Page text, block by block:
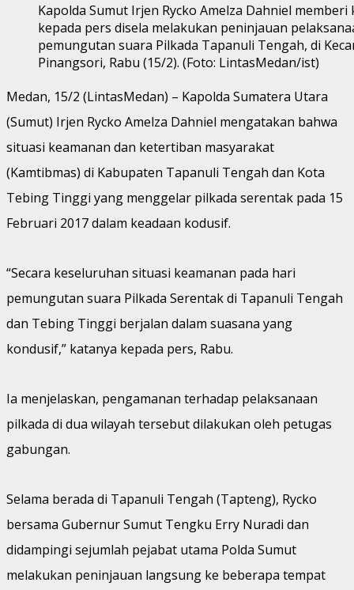
Kapolda Sumut Irjen Rycko Amelza Dahniel
kepada pers disela melakukan peninjauan
pemungutan suara Pilkada Tapanuli Tengah, di
Pinangsori, Rabu (15/2). (Foto: LintasMedan/ist)
Medan, 15/2 (LintasMedan) – Kapolda Sumatera Utara
(Sumut) Irjen Rycko Amelza Dahniel mengatakan bahwa
situasi keamanan dan ketertiban masyarakat
(Kamtibmas) di Kabupaten Tapanuli Tengah dan Kota
Tebing Tinggi yang menggelar pilkada serentak pada 15
Februari 2017 dalam keadaan kodusif.
“Secara keseluruhan situasi keamanan pada hari
pemungutan suara Pilkada Serentak di Tapanuli Tengah
dan Tebing Tinggi berjalan dalam suasana yang
kondusif,” katanya kepada pers, Rabu.
Ia menjelaskan, pengamanan terhadap pelaksanaan
pilkada di dua wilayah tersebut dilakukan oleh petugas
gabungan.
Selama berada di Tapanuli Tengah (Tapteng), Rycko
bersama Gubernur Sumut Tengku Erry Nuradi dan
didampingi sejumlah pejabat utama Polda Sumut
melakukan peninjauan langsung ke beberapa tempat